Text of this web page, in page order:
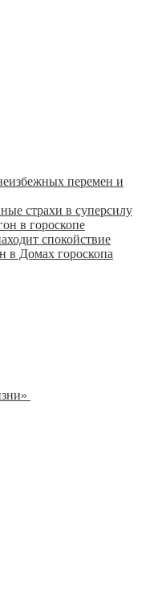
перемен и
страхи в суперсилу
в гороскопе
спокойствие
Домах гороскопа